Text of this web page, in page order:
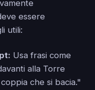
essere
utili:
Usa frasi come
alla Torre
che si bacia."